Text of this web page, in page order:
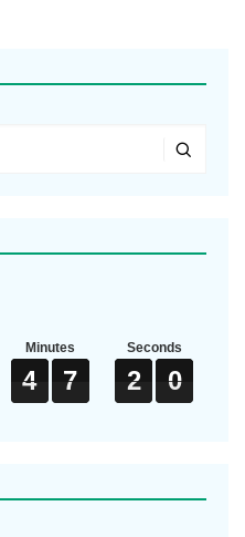
Minutes
4
4
4
4 7
7
7
7
Seconds
1
2
1
2 9
0
9
0